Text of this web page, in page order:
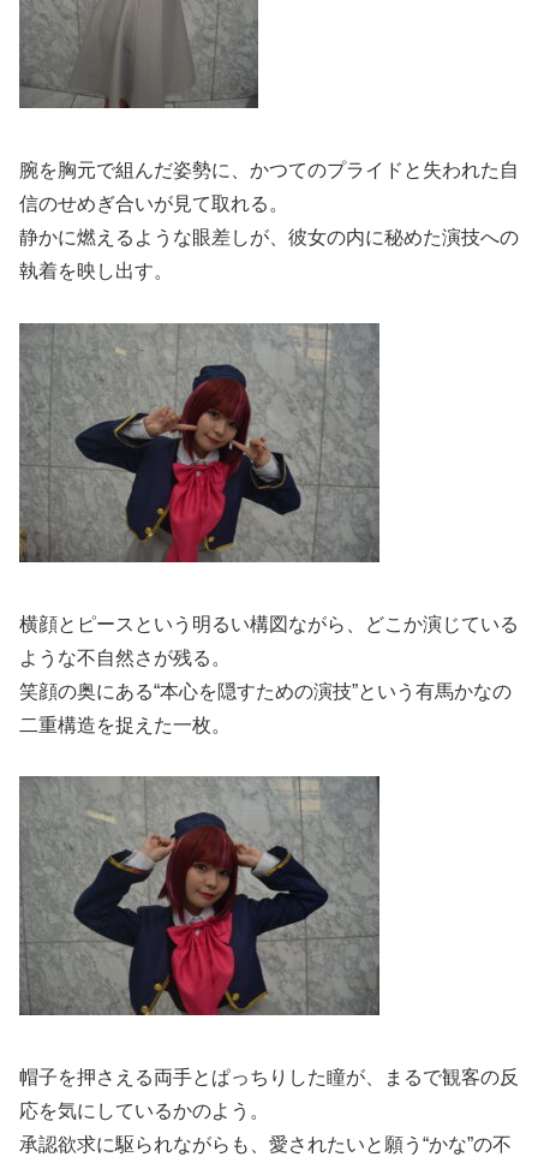
腕を胸元で組んだ姿勢に、かつてのプライドと失われた自
信のせめぎ合いが見て取れる。
静かに燃えるような眼差しが、彼女の内に秘めた演技への
執着を映し出す。
横顔とピースという明るい構図ながら、どこか演じている
ような不自然さが残る。
笑顔の奥にある“本心を隠すための演技”という有馬かなの
二重構造を捉えた一枚。
帽子を押さえる両手とぱっちりした瞳が、まるで観客の反
応を気にしているかのよう。
承認欲求に駆られながらも、愛されたいと願う“かな”の不